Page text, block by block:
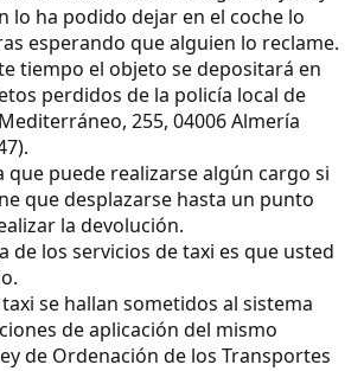
lo ha podido dejar en el coche lo
esperando que alguien lo reclame.
tiempo el objeto se depositará en
perdidos de la policía local de
255, 04006 Almería
que puede realizarse algún cargo si
que desplazarse hasta un punto
la devolución.
de los servicios de taxi es que usted
se hallan sometidos al sistema
de aplicación del mismo
de Ordenación de los Transportes